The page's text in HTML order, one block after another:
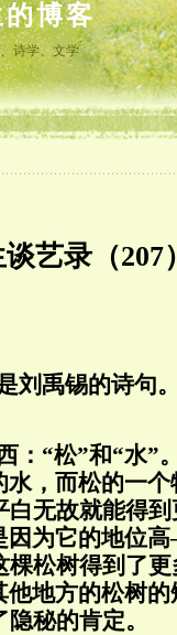
博客
诗学、文学
艺录（207
刘禹锡的诗句
：“松”和“水”
水，而松的一
无故就能得
因为它的地位
松树得到了
地方的松树的
秘的肯定。